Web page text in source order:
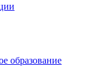
образование